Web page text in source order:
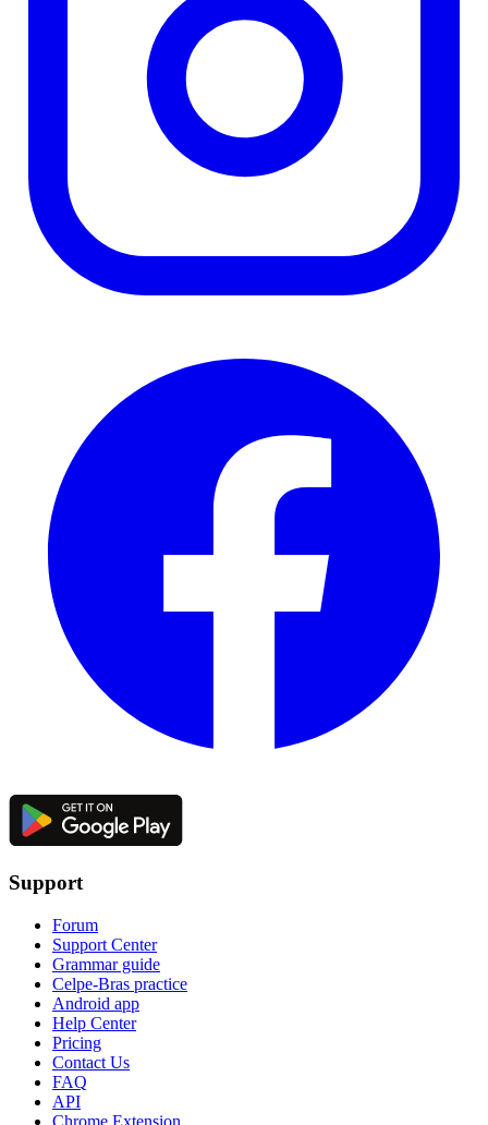
Support
Forum
Support Center
Grammar guide
Celpe-Bras practice
Android app
Help Center
Pricing
Contact Us
FAQ
API
Chrome Extension